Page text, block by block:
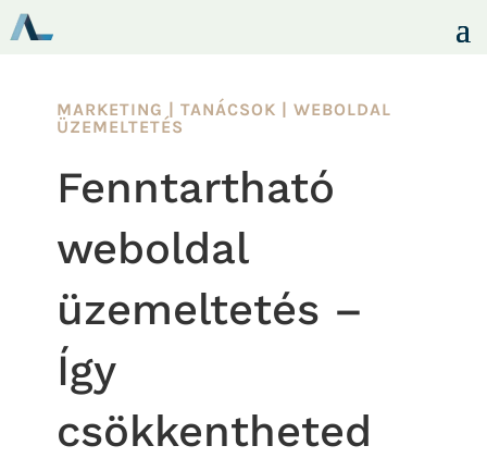
MARKETING | TANÁCSOK | WEBOLDAL
ÜZEMELTETÉS
Fenntartható
weboldal
üzemeltetés –
Így
csökkentheted